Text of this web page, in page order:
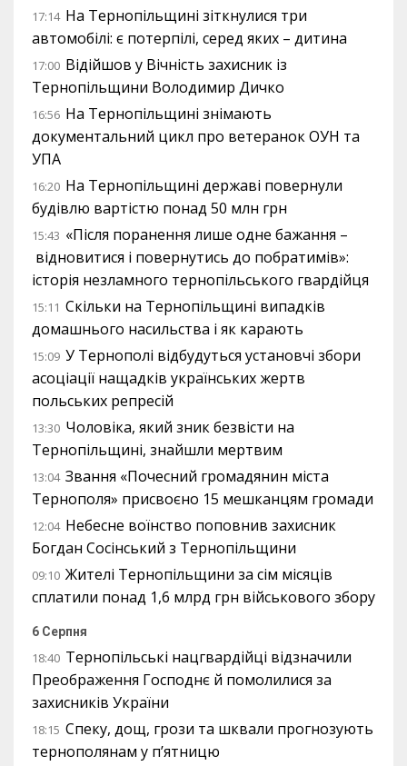
17:14 На Тернопільщині зіткнулися три
автомобілі: є потерпілі, серед яких – дитина
17:00 Відійшов у Вічність захисник із
Тернопільщини Володимир Дичко
16:56 На Тернопільщині знімають
документальний цикл про ветеранок ОУН та
УПА
16:20 На Тернопільщині державі повернули
будівлю вартістю понад 50 млн грн
15:43 «Після поранення лише одне бажання –
відновитися і повернутись до побратимів»:
історія незламного тернопільського гвардійця
15:11 Скільки на Тернопільщині випадків
домашнього насильства і як карають
15:09 У Тернополі відбудуться установчі збори
асоціації нащадків українських жертв
польських репресій
13:30 Чоловіка, який зник безвісти на
Тернопільщині, знайшли мертвим
13:04 Звання «Почесний громадянин міста
Тернополя» присвоєно 15 мешканцям громади
12:04 Небесне воїнство поповнив захисник
Богдан Сосінський з Тернопільщини
09:10 Жителі Тернопільщини за сім місяців
сплатили понад 1,6 млрд грн військового збору
6 Серпня
18:40 Тернопільські нацгвардійці відзначили
Преображення Господнє й помолилися за
захисників України
18:15 Спеку, дощ, грози та шквали прогнозують
тернополянам у п’ятницю